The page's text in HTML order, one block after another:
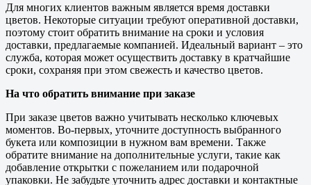
Для многих клиентов важным является время доставки
цветов. Некоторые ситуации требуют оперативной доставки,
поэтому стоит обратить внимание на сроки и условия
доставки, предлагаемые компанией. Идеальный вариант – это
служба, которая может осуществить доставку в кратчайшие
сроки, сохраняя при этом свежесть и качество цветов.
На что обратить внимание при заказе
При заказе цветов важно учитывать несколько ключевых
моментов. Во-первых, уточните доступность выбранного
букета или композиции в нужном вам времени. Также
обратите внимание на дополнительные услуги, такие как
добавление открытки с пожеланием или подарочной
упаковки. Не забудьте уточнить адрес доставки и контактные